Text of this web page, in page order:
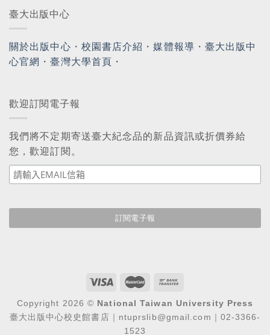
臺大出版中心
關於出版中心 ・ 校園書店介紹 ・媒體報導 ・ 臺大出版中
心官網 ・臺灣大學首頁 ・
歡迎訂閱電子報
我們將不定期寄送臺大紀念品的新品資訊或折價券給
您，歡迎訂閱。
Copyright 2026 © National Taiwan University Press
臺大出版中心校史館書店｜ntuprslib@gmail.com｜02-3366-
1523